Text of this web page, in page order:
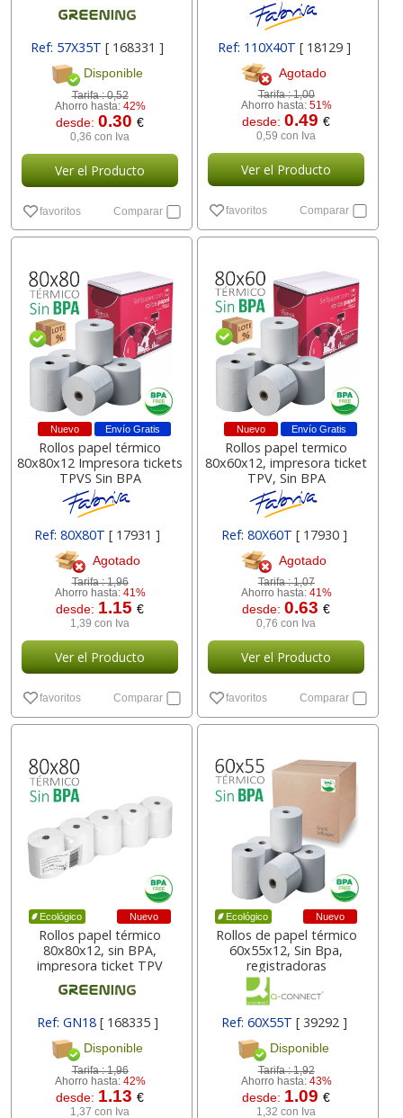
Ref: 57X35T[ 168331 ]
Disponible
Tarifa :0,52
Ahorro hasta: 42%
desde:0.30€
0,36 con Iva
Ver el Producto
favoritos Comparar
Ref: 110X40T [ 18129 ]
Agotado
Tarifa :1,00
Ahorro hasta: 51%
desde:0.49€
0,59 con Iva
Ver el Producto
favoritos Comparar
Envío Gratis
Nuevo
Rollos papel térmico
80x80x12 Impresora tickets
TPVS Sin BPA
Ref: 80X80T[ 17931 ]
Agotado
Tarifa :1,96
Ahorro hasta: 41%
desde: 1.15€
1,39 con Iva
Ver el Producto
favoritos Comparar
Envío Gratis
Nuevo
Rollos papel termico
80x60x12, impresora ticket
TPV, Sin BPA
Ref: 80X60T [ 17930 ]
Agotado
Tarifa :1,07
Ahorro hasta: 41%
desde:0.63€
0,76 con Iva
Ver el Producto
favoritos Comparar
Ecológico Nuevo
Rollos papel térmico
80x80x12, sin BPA,
impresora ticket TPV
Ref: GN18 [ 168335 ]
Disponible
Tarifa :1,96
Ahorro hasta: 42%
desde: 1.13€
1,37 con Iva
Ecológico Nuevo
Rollos de papel térmico
60x55x12, Sin Bpa,
registradoras
Ref: 60X55T [ 39292 ]
Disponible
Tarifa :1,92
Ahorro hasta: 43%
desde: 1.09€
1,32 con Iva